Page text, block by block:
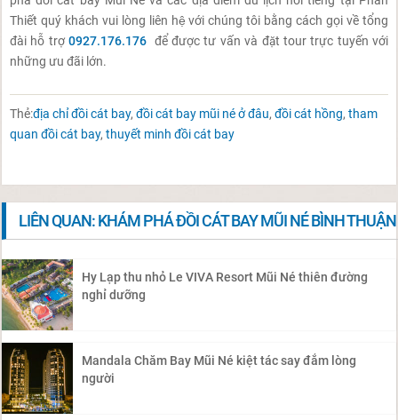
Thiết quý khách vui lòng liên hệ với chúng tôi bằng cách gọi về tổng
đài hỗ trợ0927.176.176 để được tư vấn và đặt tour trực tuyến với
những ưu đãi lớn.
Thẻ:địa chỉ đồi cát bay,đồi cát bay mũi né ở đâu,đồi cát hồng,tham
quan đồi cát bay,thuyết minh đồi cát bay
LIÊN QUAN: KHÁM PHÁ ĐỒI CÁT BAY MŨI NÉ BÌNH THUẬN
Hy Lạp thu nhỏ Le VIVA Resort Mũi Né thiên đường
nghỉ dưỡng
Mandala Chăm Bay Mũi Né kiệt tác say đắm lòng
người